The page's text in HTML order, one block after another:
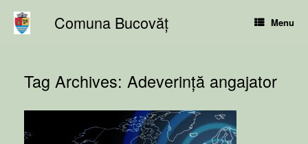
content
Comuna Bucovăț Menu
Tag Archives: Adeverință angajator